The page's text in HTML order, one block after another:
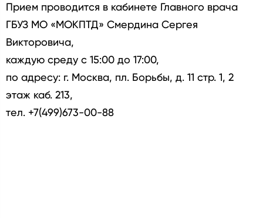
Прием проводится в кабинете Главного врача
ГБУЗ МО «МОКПТД» Смердина Сергея
Викторовича,
каждую среду с 15:00 до 17:00,
по адресу: г. Москва, пл. Борьбы, д. 11 стр. 1, 2
этаж каб. 213,
тел. +7(499)673-00-88